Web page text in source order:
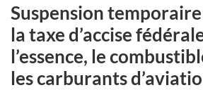
Suspension
la taxe d’accise
l’essence, le
les carburants